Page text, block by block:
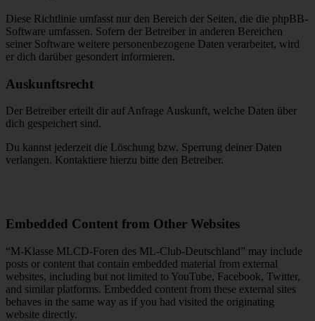
Diese Richtlinie umfasst nur den Bereich der Seiten, die die phpBB-
Software umfassen. Sofern der Betreiber in anderen Bereichen
seiner Software weitere personenbezogene Daten verarbeitet, wird
er dich darüber gesondert informieren.
Auskunftsrecht
Der Betreiber erteilt dir auf Anfrage Auskunft, welche Daten über
dich gespeichert sind.
Du kannst jederzeit die Löschung bzw. Sperrung deiner Daten
verlangen. Kontaktiere hierzu bitte den Betreiber.
Embedded Content from Other Websites
“M-Klasse MLCD-Foren des ML-Club-Deutschland” may include
posts or content that contain embedded material from external
websites, including but not limited to YouTube, Facebook, Twitter,
and similar platforms. Embedded content from these external sites
behaves in the same way as if you had visited the originating
website directly.